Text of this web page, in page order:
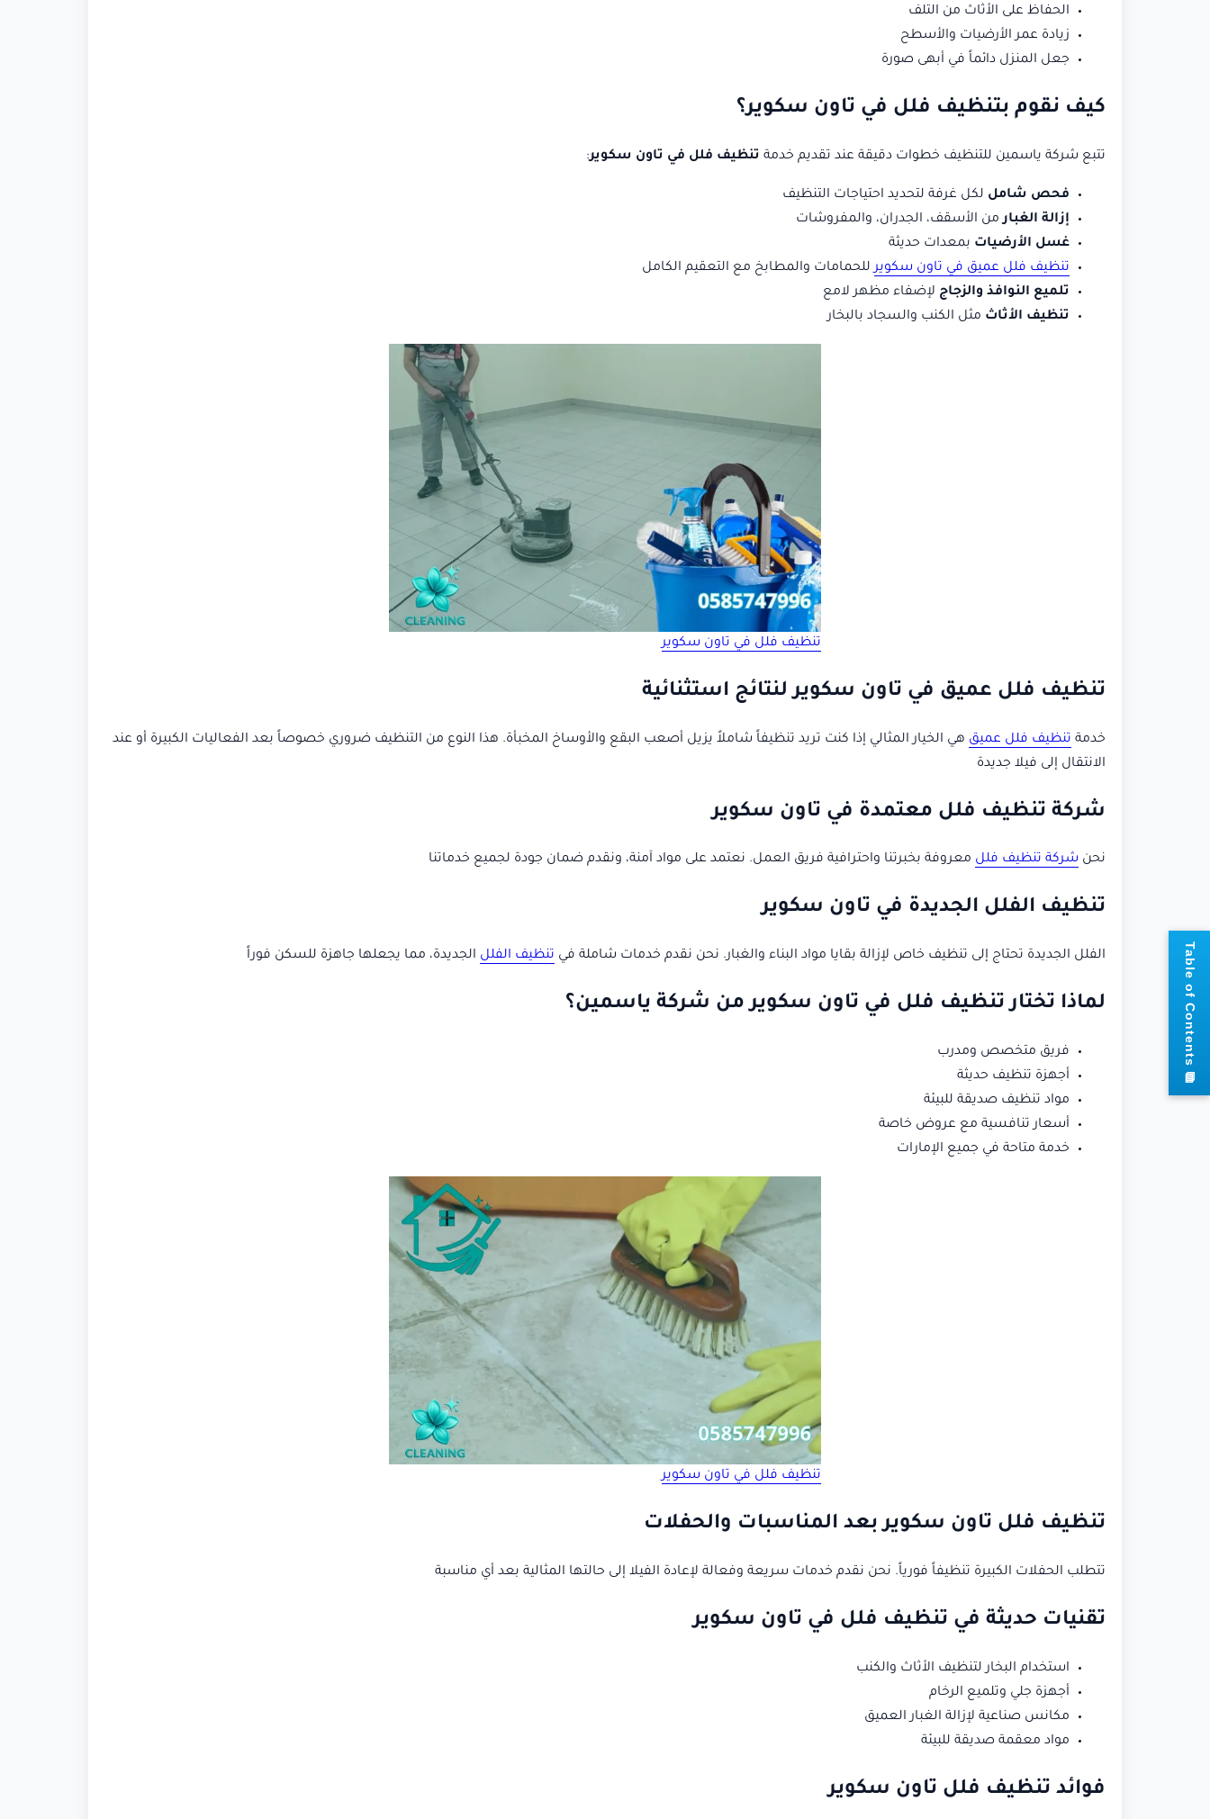
الحفاظ على الأثاث من التلف
زيادة عمر الأرضيات والأسطح
جعل المنزل دائماً في أبهى صورة
كيف نقوم بتنظيف فلل في تاون سكوير؟
تتبع شركة ياسمين للتنظيف خطوات دقيقة عند تقديم خدمة تنظيف فلل في تاون سكوير:
فحص شامل لكل غرفة لتحديد احتياجات التنظيف
إزالة الغبارمن الأسقف، الجدران، والمفروشات
غسل الأرضيات بمعدات حديثة
تنظيف فلل عميق في تاون سكويرللحمامات والمطابخ مع التعقيم الكامل
تلميع النوافذ والزجاج لإضفاء مظهر لامع
تنظيف الأثاث مثل الكنب والسجاد بالبخار
تنظيف فلل في تاون سكوير
تنظيف فلل عميق في تاون سكوير لنتائج استثنائية
خدمة تنظيف فلل عميق هي الخيار المثالي إذا كنت تريد تنظيفاً شاملاً يزيل أصعب البقع والأوساخ المخبأة. هذا النوع من التنظيف ضروري خصوصاً بعد الفعاليات الكبيرة أو عند
الانتقال إلى فيلا جديدة
شركة تنظيف فلل معتمدة في تاون سكوير
نحن شركة تنظيف فلل معروفة بخبرتنا واحترافية فريق العمل. نعتمد على مواد آمنة، ونقدم ضمان جودة لجميع خدماتنا
تنظيف الفلل الجديدة في تاون سكوير
الفلل الجديدة تحتاج إلى تنظيف خاص لإزالة بقايا مواد البناء والغبار. نحن نقدم خدمات شاملة في تنظيف الفلل الجديدة، مما يجعلها جاهزة للسكن فوراً
لماذا تختار تنظيف فلل في تاون سكوير من شركة ياسمين؟
فريق متخصص ومدرب
أجهزة تنظيف حديثة
مواد تنظيف صديقة للبيئة
أسعار تنافسية مع عروض خاصة
خدمة متاحة في جميع الإمارات
تنظيف فلل في تاون سكوير
تنظيف فلل تاون سكوير بعد المناسبات والحفلات
تتطلب الحفلات الكبيرة تنظيفاً فورياً. نحن نقدم خدمات سريعة وفعالة لإعادة الفيلا إلى حالتها المثالية بعد أي مناسبة
تقنيات حديثة في تنظيف فلل في تاون سكوير
استخدام البخار لتنظيف الأثاث والكنب
أجهزة جلي وتلميع الرخام
مكانس صناعية لإزالة الغبار العميق
مواد معقمة صديقة للبيئة
فوائد تنظيف فلل تاون سكوير
📘
T
a
b
l
e
o
f
C
o
n
t
e
n
t
s